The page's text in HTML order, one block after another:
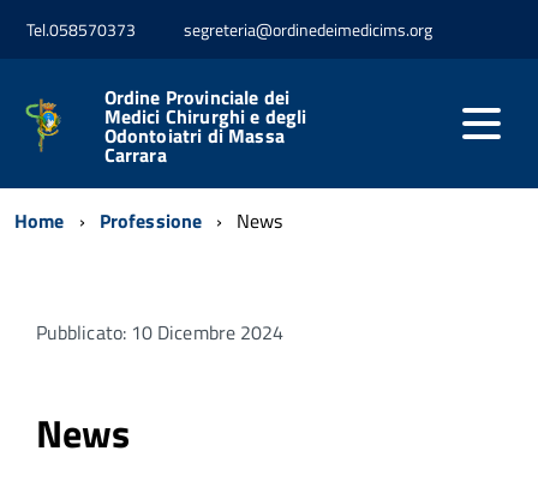
Tel.058570373 segreteria@ordinedeimedicims.org
Ordine Provinciale dei
Medici Chirurghi e degli
Odontoiatri di Massa
Carrara
Home Professione News
Pubblicato: 10 Dicembre 2024
News